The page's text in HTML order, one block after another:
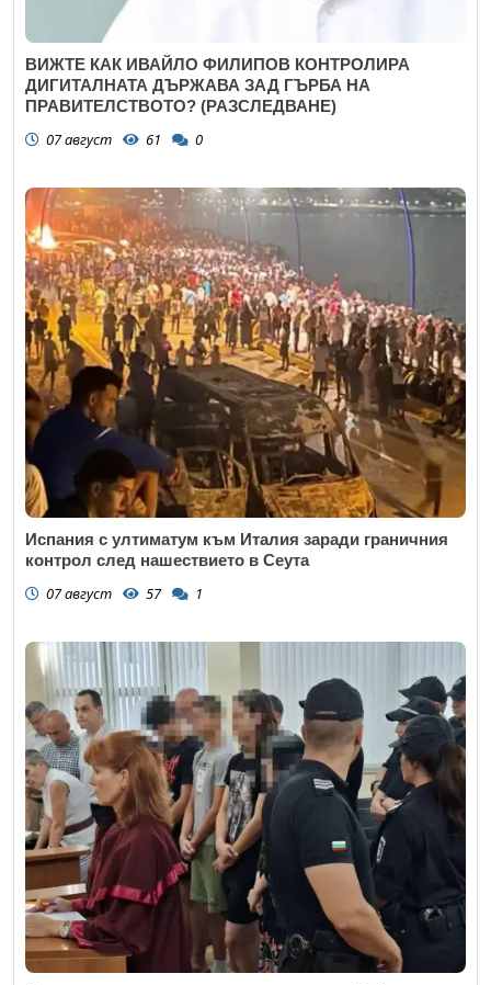
ВИЖТЕ КАК ИВАЙЛО ФИЛИПОВ КОНТРОЛИРА
ДИГИТАЛНАТА ДЪРЖАВА ЗАД ГЪРБА НА
ПРАВИТЕЛСТВОТО? (РАЗСЛЕДВАНЕ)
07 август 61 0
Испания с ултиматум към Италия заради граничния
контрол след нашествието в Сеута
07 август 57 1